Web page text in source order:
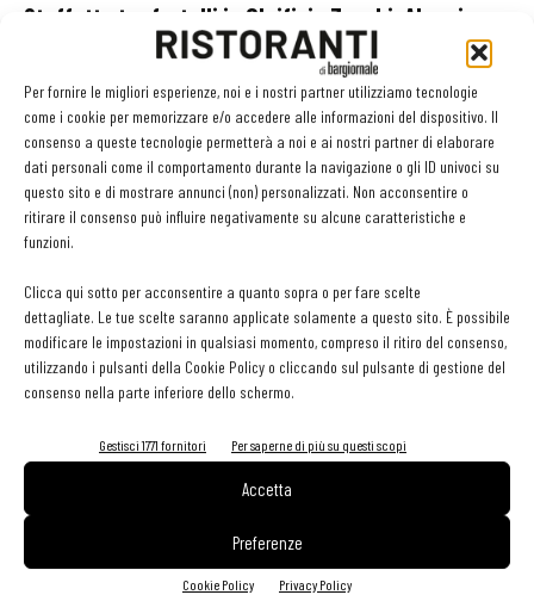
Per fornire le migliori esperienze, noi e i nostri partner utilizziamo tecnologie
come i cookie per memorizzare e/o accedere alle informazioni del dispositivo. Il
consenso a queste tecnologie permetterà a noi e ai nostri partner di elaborare
dati personali come il comportamento durante la navigazione o gli ID univoci su
questo sito e di mostrare annunci (non) personalizzati. Non acconsentire o
ritirare il consenso può influire negativamente su alcune caratteristiche e
funzioni.
Clicca qui sotto per acconsentire a quanto sopra o per fare scelte
dettagliate. Le tue scelte saranno applicate solamente a questo sito. È possibile
modificare le impostazioni in qualsiasi momento, compreso il ritiro del consenso,
utilizzando i pulsanti della Cookie Policy o cliccando sul pulsante di gestione del
consenso nella parte inferiore dello schermo.
Gestisci 1771 fornitori Per saperne di più su questi scopi
Accetta
Preferenze
Cookie Policy Privacy Policy
Staffetta tra fratelli in Oleificio Zucchi: Alessia
Zucchi è il nuovo...
GLI ARTICOLI PIÙ LETTI
Sogemi rafforza i servizi per la ristorazione: orario esteso e
29 Luglio 2026
Aperti per ferie. Buoni indirizzi da Nord a Sud per godersi le
vacanze (o da scorprire se si è in vacanza)
31 Luglio 2026
Recensioni online, Fipe e le associazioni del turismo chiedono